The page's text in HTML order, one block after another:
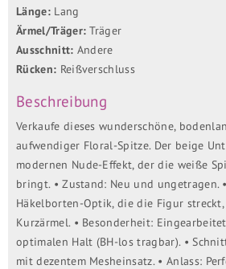
Länge:Lang
Ärmel/Träger: Träger
Ausschnitt: Andere
Rücken: Reißverschluss
Beschreibung
Verkaufe dieses wunderschöne,
aufwendiger Floral-Spitze. Der beige
modernen Nude-Effekt, der die weiße
bringt. • Zustand: Neu und ungetragen.
Häkelborten-Optik, die die Figur
Kurzärmel. • Besonderheit:
optimalen Halt (BH-los tragbar). •
mit dezentem Mesheinsatz. • Anlass: